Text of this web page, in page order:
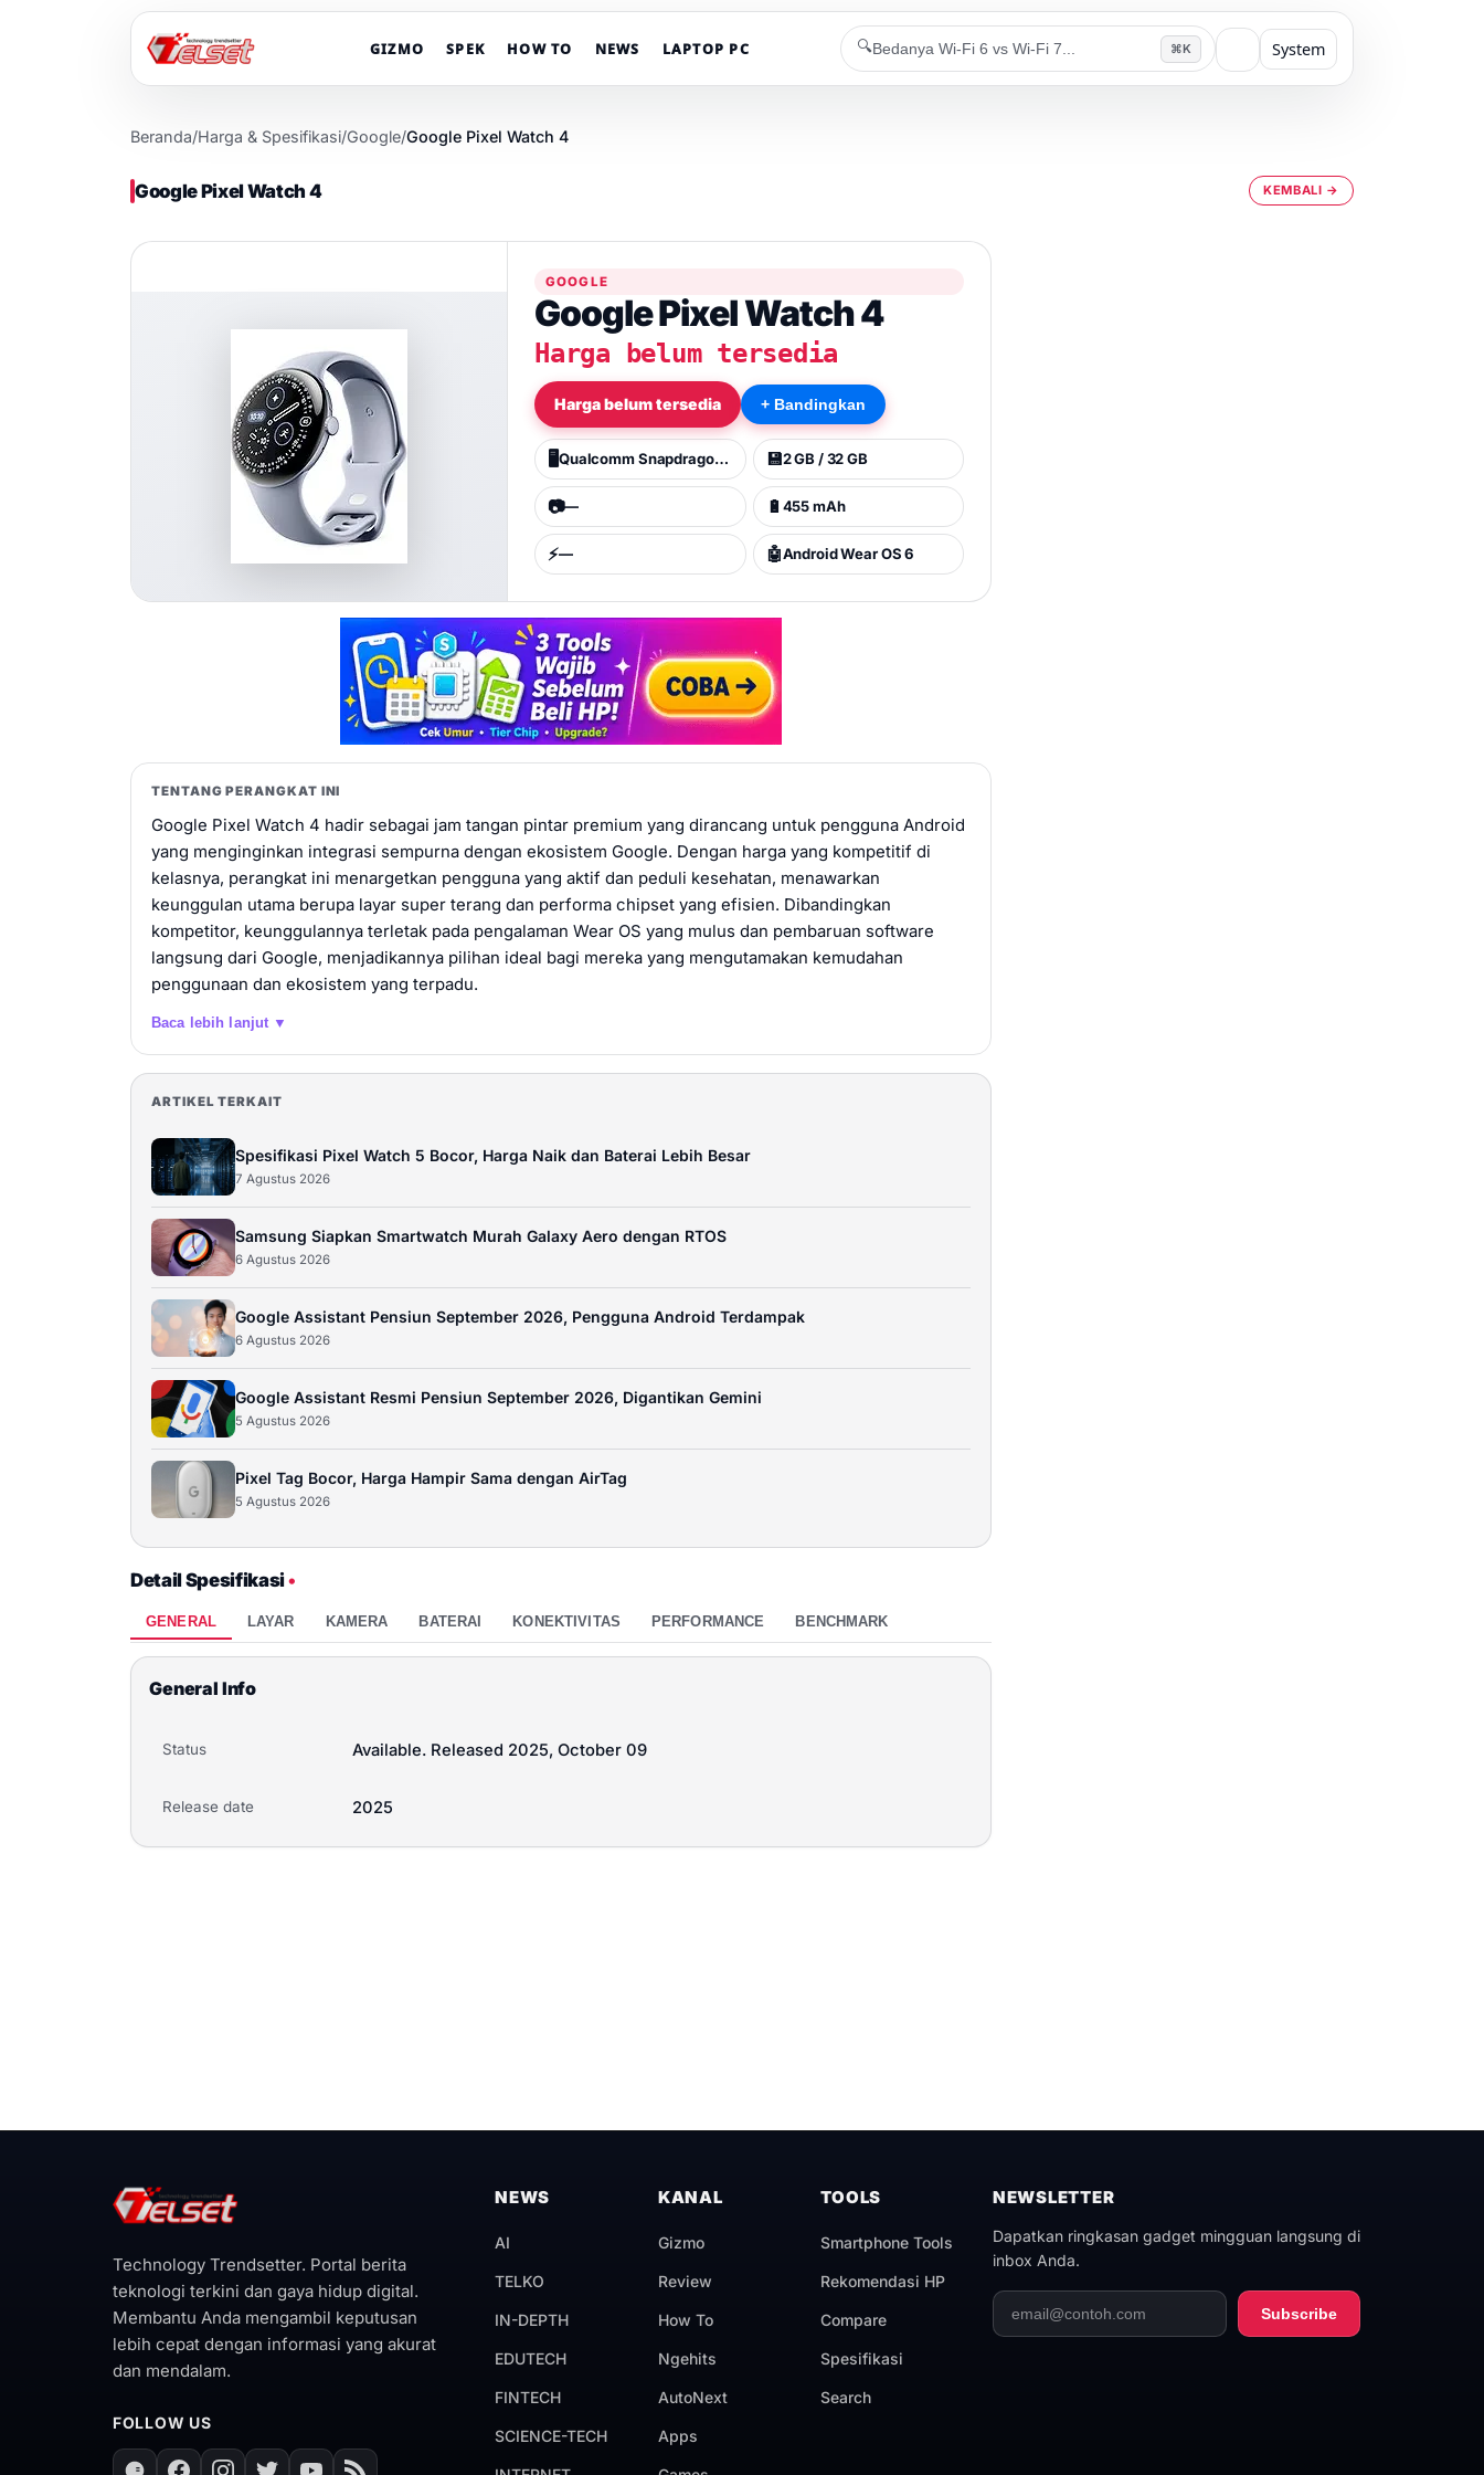
GIZMO SPEK HOW TO NEWS LAPTOP PC 🔍 ⌘K System
Beranda/Harga & Spesifikasi/Google/Google Pixel Watch 4
Google Pixel Watch 4 KEMBALI →
GOOGLE
Google Pixel Watch 4
Harga belum tersedia
Harga belum tersedia + Bandingkan
🖥️ Qualcomm Snapdragon W5 Gen 2 (4 nm) 💾2 GB / 32 GB
📷— 🔋 455 mAh
⚡— 🤖Android Wear OS 6
TENTANG PERANGKAT INI
Google Pixel Watch 4 hadir sebagai jam tangan pintar premium yang dirancang untuk pengguna Android
yang menginginkan integrasi sempurna dengan ekosistem Google. Dengan harga yang kompetitif di
kelasnya, perangkat ini menargetkan pengguna yang aktif dan peduli kesehatan, menawarkan
keunggulan utama berupa layar super terang dan performa chipset yang efisien. Dibandingkan
kompetitor, keunggulannya terletak pada pengalaman Wear OS yang mulus dan pembaruan software
langsung dari Google, menjadikannya pilihan ideal bagi mereka yang mengutamakan kemudahan
penggunaan dan ekosistem yang terpadu.
Baca lebih lanjut ▼
ARTIKEL TERKAIT
Spesifikasi Pixel Watch 5 Bocor, Harga Naik dan Baterai Lebih Besar
7 Agustus 2026
Samsung Siapkan Smartwatch Murah Galaxy Aero dengan RTOS
6 Agustus 2026
Google Assistant Pensiun September 2026, Pengguna Android Terdampak
6 Agustus 2026
Google Assistant Resmi Pensiun September 2026, Digantikan Gemini
5 Agustus 2026
Pixel Tag Bocor, Harga Hampir Sama dengan AirTag
5 Agustus 2026
Detail Spesifikasi•
GENERAL LAYAR KAMERA BATERAI KONEKTIVITAS PERFORMANCE BENCHMARK
General Info
Status Available. Released 2025, October 09
Release date 2025
Technology Trendsetter. Portal berita
teknologi terkini dan gaya hidup digital.
Membantu Anda mengambil keputusan
lebih cepat dengan informasi yang akurat
dan mendalam.
FOLLOW US
NEWS
AI
TELKO
IN-DEPTH
EDUTECH
FINTECH
SCIENCE-TECH
KANAL
Gizmo
Review
How To
Ngehits
AutoNext
Apps
TOOLS
Smartphone Tools
Rekomendasi HP
Compare
Spesifikasi
Search
NEWSLETTER
Dapatkan ringkasan gadget mingguan langsung di
inbox Anda.
Subscribe